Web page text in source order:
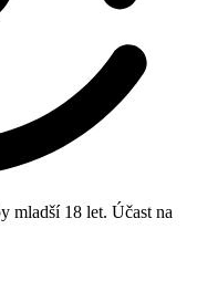
mladší 18 let. Účast na